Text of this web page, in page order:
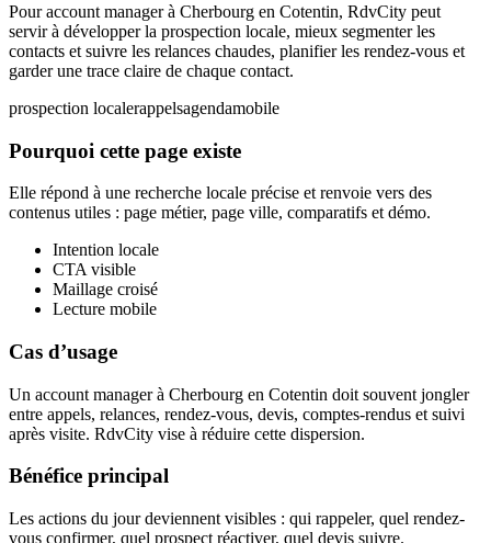
Pour account manager à Cherbourg en Cotentin, RdvCity peut
servir à développer la prospection locale, mieux segmenter les
contacts et suivre les relances chaudes, planifier les rendez-vous et
garder une trace claire de chaque contact.
prospection localerappelsagendamobile
Pourquoi cette page existe
Elle répond à une recherche locale précise et renvoie vers des
contenus utiles : page métier, page ville, comparatifs et démo.
Intention locale
CTA visible
Maillage croisé
Lecture mobile
Cas d’usage
Un account manager à Cherbourg en Cotentin doit souvent jongler
entre appels, relances, rendez-vous, devis, comptes-rendus et suivi
après visite. RdvCity vise à réduire cette dispersion.
Bénéfice principal
Les actions du jour deviennent visibles : qui rappeler, quel rendez-
vous confirmer, quel prospect réactiver, quel devis suivre.